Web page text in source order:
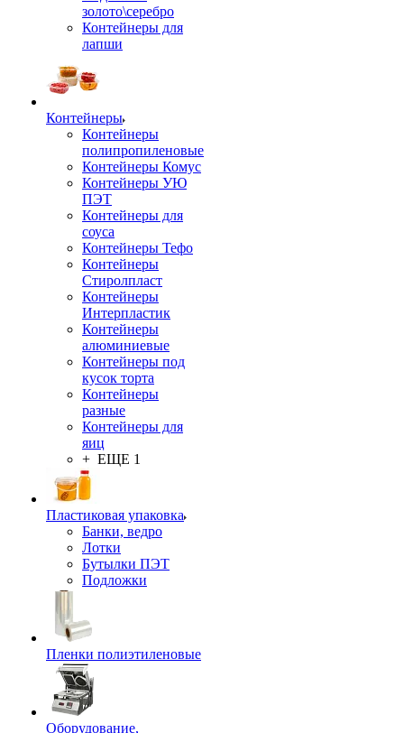
золото\серебро
Контейнеры для
лапши
Контейнеры
Контейнеры
полипропиленовые
Контейнеры Комус
Контейнеры УЮ
ПЭТ
Контейнеры для
соуса
Контейнеры Тефо
Контейнеры
Стиролпласт
Контейнеры
Интерпластик
Контейнеры
алюминиевые
Контейнеры под
кусок торта
Контейнеры
разные
Контейнеры для
яиц
+ ЕЩЕ 1
Пластиковая упаковка
Банки, ведро
Лотки
Бутылки ПЭТ
Подложки
Пленки полиэтиленовые
Оборудование,